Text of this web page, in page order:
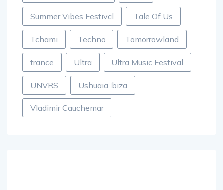
Summer Vibes Festival Tale Of Us
Tchami Techno Tomorrowland
trance Ultra Ultra Music Festival
UNVRS Ushuaia Ibiza
Vladimir Cauchemar